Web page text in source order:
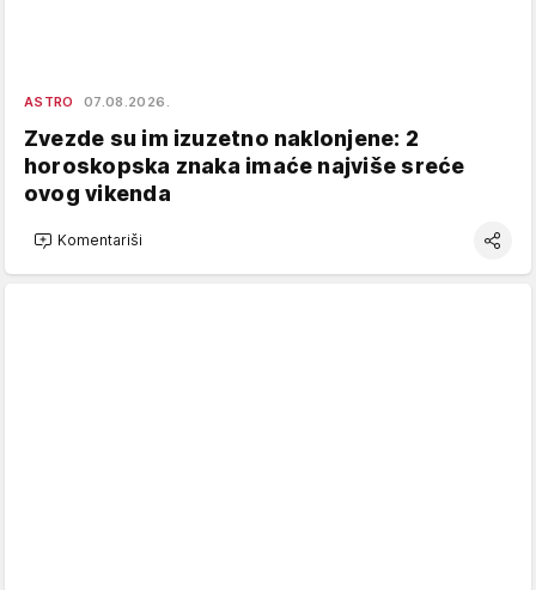
ASTRO 07.08.2026.
Zvezde su im izuzetno naklonjene: 2
horoskopska znaka imaće najviše sreće
ovog vikenda
Komentariši